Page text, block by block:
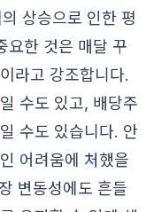
상승으로 인한 평
요한 것은 매달 꾸
라고 강조합니다.
수도 있고, 배당주
수도 있습니다. 안
어려움에 처했을
변동성에도 흔들